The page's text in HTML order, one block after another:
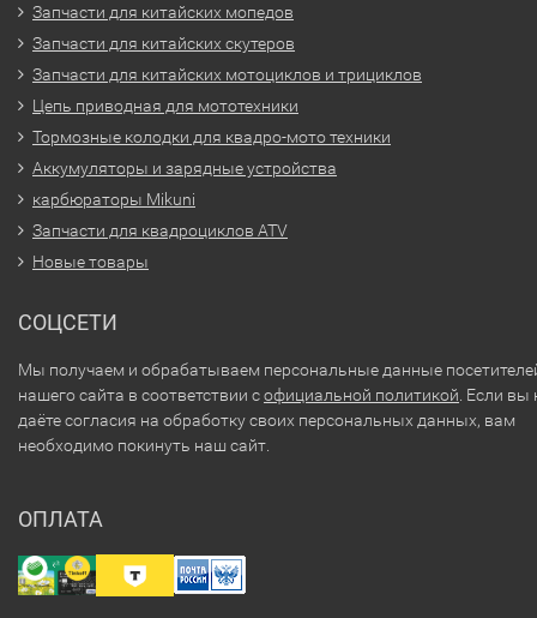
Запчасти для китайских мопедов
Запчасти для китайских скутеров
Запчасти для китайских мотоциклов и трициклов
Цепь приводная для мототехники
Тормозные колодки для квадро-мото техники
Аккумуляторы и зарядные устройства
карбюраторы Mikuni
Запчасти для квадроциклов ATV
Новые товары
СОЦСЕТИ
Мы получаем и обрабатываем персональные данные
нашего сайта в соответствии софициальной политикой . Если вы
даёте согласия на обработку своих персональных данных, вам
необходимо покинуть наш сайт.
ОПЛАТА